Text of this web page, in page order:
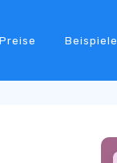
Preise Beispiele